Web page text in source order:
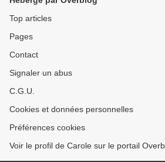
Top articles
Pages
Contact
Signaler un abus
C.G.U.
Cookies et données personnelles
Préférences cookies
Voir le profil de Carole sur le portail